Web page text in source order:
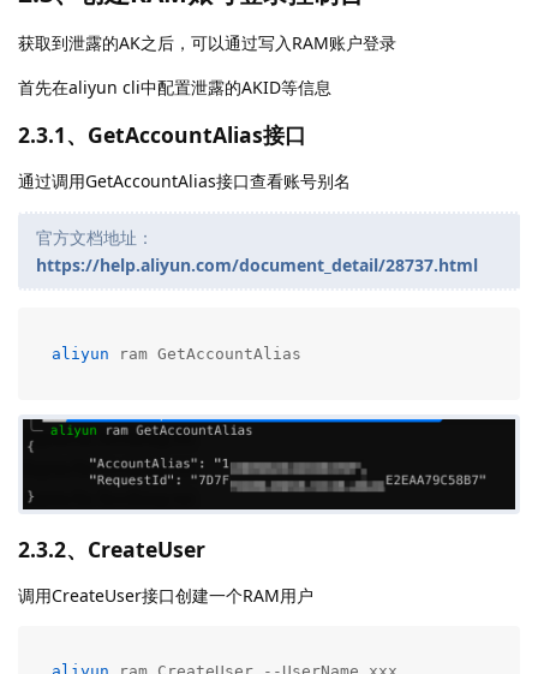
获取到泄露的AK之后，可以通过写入RAM账户登录
首先在aliyun cli中配置泄露的AKID等信息
2.3.1、GetAccountAlias接口
通过调用GetAccountAlias接口查看账号别名
官方文档地址：
https://help.aliyun.com/document_detail/28737.html
aliyun ram GetAccountAlias
2.3.2、CreateUser
调用CreateUser接口创建一个RAM用户